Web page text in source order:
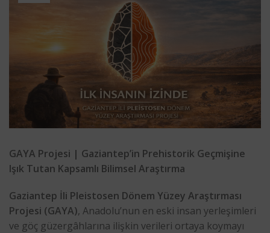
GAYA Projesi | Gaziantep’in Prehistorik Geçmişine
Işık Tutan Kapsamlı Bilimsel Araştırma
Gaziantep İli Pleistosen Dönem Yüzey Araştırması
Projesi (GAYA), Anadolu’nun en eski insan yerleşimleri
ve göç güzergâhlarına ilişkin verileri ortaya koymayı